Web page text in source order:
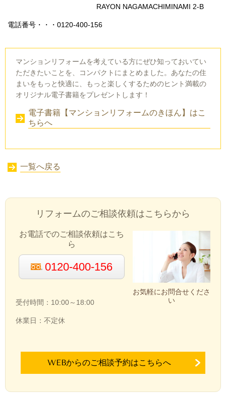
RAYON NAGAMACHIMINAMI 2-B
電話番号・・・0120-400-156
マンションリフォームを考えている方にぜひ知っておいてい
ただきたいことを、コンパクトにまとめました。あなたの住
まいをもっと快適に、もっと楽しくするためのヒント満載の
オリジナル電子書籍をプレゼントします！
電子書籍【マンションリフォームのきほん】はこ
ちらへ
一覧へ戻る
リフォームのご相談依頼はこちらから
お気軽にお問合せくださ
い
お電話でのご相談依頼はこち
ら
0120-400-156
受付時間：10:00～18:00
休業日：不定休
WEBからのご相談予約はこちらへ